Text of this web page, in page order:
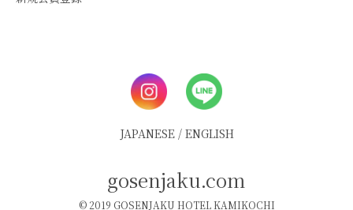
JAPANESE/ ENGLISH
gosenjaku.com
© 2019 GOSENJAKU HOTEL KAMIKOCHI